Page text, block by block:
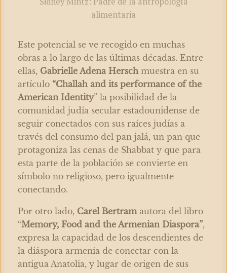
alimentaria
Este potencial se ve recogido en muchas
obras a lo largo de las últimas décadas. Entre
ellas, Gabrielle Adena Herschmuestra en su
artículo “Challah and its performance of the
American Identity” la posibilidad de la
comunidad judía secular estadounidense de
seguir conectados con sus raíces judías a
través del consumo del pan jalá, un pan que
protagoniza las cenas de Shabbat y que para
esta parte de la población se convierte en
símbolo no religioso, pero igualmente
conectando.
Por otro lado, Carel Bertram autora del libro
“Memory, Food and the Armenian Diaspora”,
expresa la capacidad de los descendientes de
la diáspora armenia de conectar con la
antigua Anatolia, y lugar de origen de sus